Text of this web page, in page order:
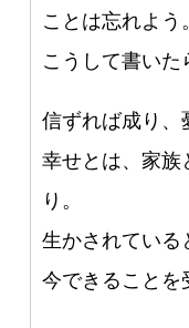
ことは忘れよう
こうして書いた
信ずれば成り、
幸せとは、家族
り。
生かされている
今できることを